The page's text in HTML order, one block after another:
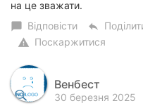
на це зважати.
chat_bubble Відповісти reply
warning Поскаржитися
Венбест
30 березня 2025